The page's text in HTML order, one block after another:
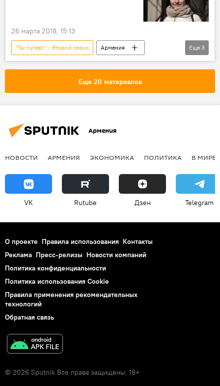
26 марта 2018, 15:13
"Ты супер!" - Второй сезон
Армения
Общество
Мосфильм
Еще 3
Еще 20 материалов
Армения
НОВОСТИ АРМЕНИЯ ЭКОНОМИКА ПОЛИТИКА В МИРЕ
VK Rutube Дзен Telegram
О проекте Правила использования Контакты
Реклама Пресс-релизы Новости компаний
Политика конфиденциальности
Политика использования Cookie
Правила применения рекомендательных
технологий
Обратная связь
© 2026 Sputnik Все права защищены. 18+